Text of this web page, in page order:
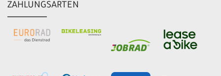
ZAHLUNGSARTEN